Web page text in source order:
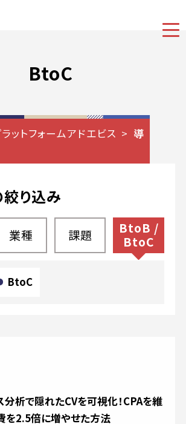
BtoC
ットフォームアドエビス
導
り込み
業種 課題
BtoB /
BtoC
BtoC
分析で隠れたCVを可視化！CPAを維
を2.5倍に増やせた方法